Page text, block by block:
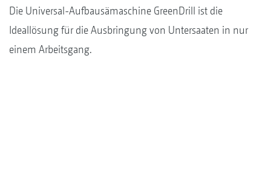
Die Universal-Aufbausämaschine GreenDrill ist die
Ideallösung für die Ausbringung von Untersaaten in nur
einem Arbeitsgang.